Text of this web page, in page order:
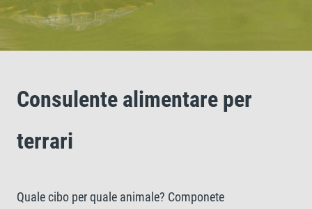
Consulente alimentare per
terrari
Quale cibo per quale animale? Componete